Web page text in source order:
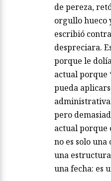
de pereza,
orgullo hueco
escribió
despreciara.
porque le
actual porque
pueda
pero
actual porque
no es solo una
una
una fecha: es